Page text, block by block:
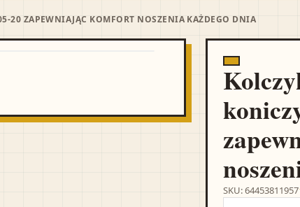
20 ZAPEWNIAJĄC KOMFORT NOSZENIA KAŻDEGO DNIA
SKU: 64453811957